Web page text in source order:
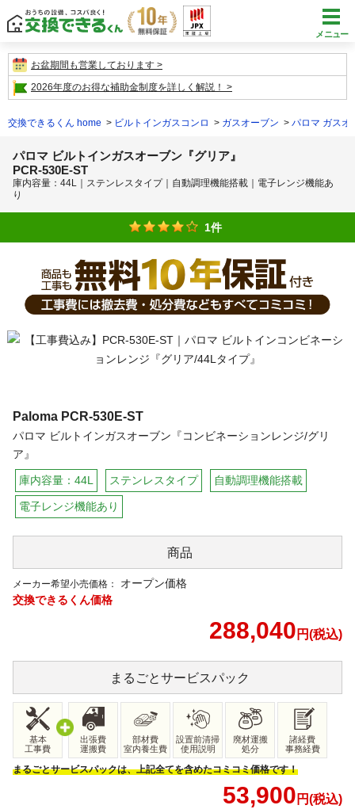
メニュー
お盆期間も営業しております
2026年度のお得な補助金制度を詳しく解説！
交換できるくん home ビルトインガスコンロ ガスオーブン パロマ ガスオ
パロマ ビルトインガスオーブン『グリア』
PCR-530E-ST
庫内容量：44L｜ステンレスタイプ｜自動調理機能搭載｜電子レンジ機能あ
り
1件
Paloma PCR-530E-ST
パロマ ビルトインガスオーブン『コンビネーションレンジ/グリ
ア』
庫内容量：44L ステンレスタイプ 自動調理機能搭載
電子レンジ機能あり
商品
メーカー希望小売価格：
オープン価格
交換できるくん価格
288,040 円(税込)
まるごとサービスパック
基本
工事費
出張費
運搬費
部材費
室内養生費
設置前清掃
使用説明
廃材運搬
処分
諸経費
事務経費
まるごとサービスパックは、上記全てを含めたコミコミ価格です！
53,900 円(税込)